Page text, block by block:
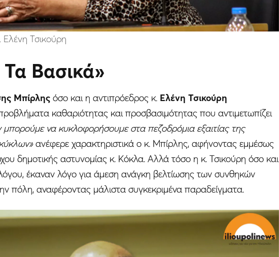
Τσικούρη
Βασικά»
Μπίρλης όσο και η αντιπρόεδρος κ. Ελένη Τσικούρη
καθαριότητας και προσβασιμότητας που αντιμετωπίζει
μπορούμε να κυκλοφορήσουμε στα πεζοδρόμια εξαιτίας της
ανέφερε χαρακτηριστικά ο κ. Μπίρλης, αφήνοντας εμμέσως
δημοτικής αστυνομίας κ. Κόκλα. Αλλά τόσο η κ. Τσικούρη όσο και
έκαναν λόγο για άμεση ανάγκη βελτίωσης των συνθηκών
πόλη, αναφέροντας μάλιστα συγκεκριμένα παραδείγματα.